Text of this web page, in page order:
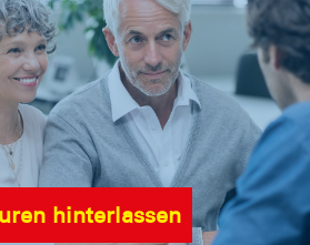
hinterlassen